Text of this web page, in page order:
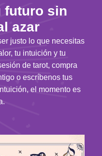
futuro sin
azar
justo lo que necesitas
tu intuición y tu
de tarot, compra
o escríbenos tus
el momento es